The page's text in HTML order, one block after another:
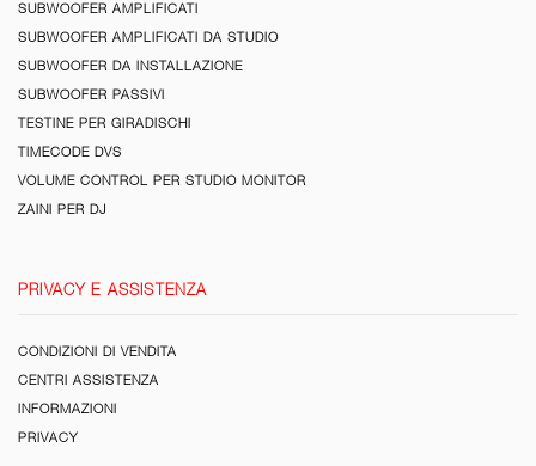
SUBWOOFER AMPLIFICATI
SUBWOOFER AMPLIFICATI DA STUDIO
SUBWOOFER DA INSTALLAZIONE
SUBWOOFER PASSIVI
TESTINE PER GIRADISCHI
TIMECODE DVS
VOLUME CONTROL PER STUDIO MONITOR
ZAINI PER DJ
PRIVACY E ASSISTENZA
CONDIZIONI DI VENDITA
CENTRI ASSISTENZA
INFORMAZIONI
PRIVACY